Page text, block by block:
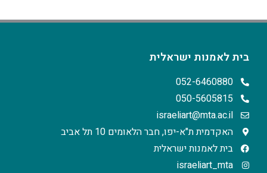
בית לאמנות ישראלית
052-6460880
050-5605815
israeliart@mta.ac.il
האקדמית ת"א-יפו, חבר הלאומים 10 תל אביב
בית לאמנות ישראלית
israeliart_mta